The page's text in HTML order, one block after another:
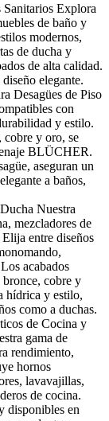
Explora
de baño y
modernos,
de ducha y
de alta calidad.
elegante.
Desagües de Piso
con
y estilo.
cobre y oro, se
BLÜCHER.
aseguran un
a baños,
Nuestra
mezcladores de
entre diseños
acabados
cobre y
hídrica y estilo,
como a duchas.
de Cocina y
gama de
rendimiento,
hornos
lavavajillas,
de cocina.
disponibles en